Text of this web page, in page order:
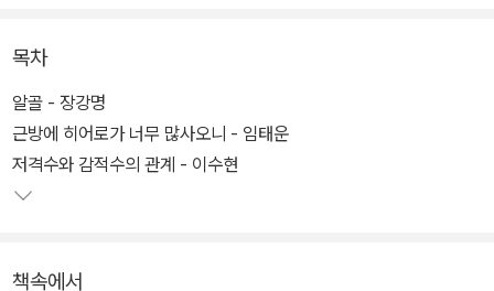
과 날카로운 풍자를 담아냈다.
목차
알골 - 장강명
근방에 히어로가 너무 많사오니 - 임태운
저격수와 감적수의 관계 - 이수현
책속에서